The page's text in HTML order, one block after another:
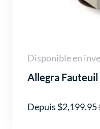
Disponible en
Allegra
Depuis $2,199.95